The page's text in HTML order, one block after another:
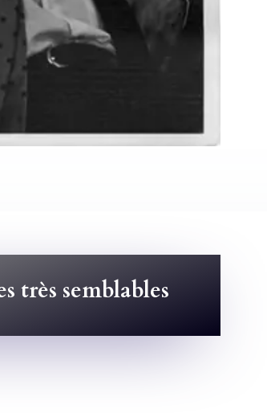
très semblables